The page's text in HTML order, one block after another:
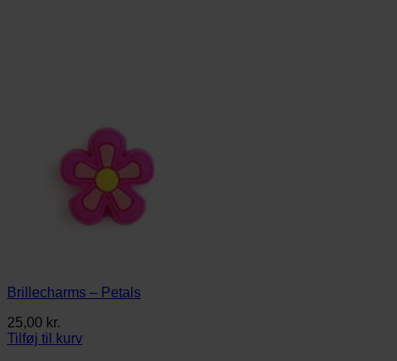
Brillecharms – Petals
25,00 kr.
Tilføj til kurv